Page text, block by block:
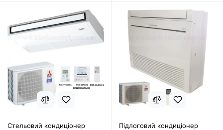
Стельовий кондиціонер
Підлоговий кондиціонер